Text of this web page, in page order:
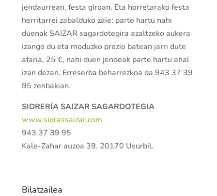
jendaurrean, festa giroan. Eta horretarako festa
herritarrei zabalduko zaie: parte hartu nahi
duenak SAIZAR sagardotegira azaltzeko aukera
izango du eta moduzko prezio batean jarri dute
afaria, 25 €, nahi duen jendeak parte hartu ahal
izan dezan. Erreserba beharrezkoa da 943 37 39
95 zenbakian.
SIDRERÍA SAIZAR SAGARDOTEGIA
www.sidrassaizar.com
943 37 39 95
Kale-Zahar auzoa 39. 20170 Usurbil.
Bilatzailea